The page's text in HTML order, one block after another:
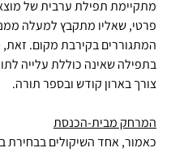
מתקיימת תפילת ערבית של
פרטי, שאליו מתקבץ למעלה
המתגוררים בקירבת מקום.
בתפילה שאינה כוללת עלייה
צורך בארון קודש ובספר תורה.
המרחק מבית-הכנסת
כאמור, אחד השיקולים בבחירת